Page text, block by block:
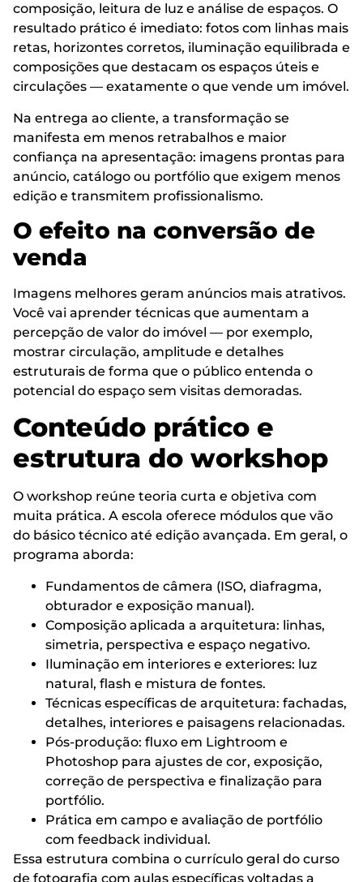
composição, leitura de luz e análise de espaços. O
resultado prático é imediato: fotos com linhas mais
retas, horizontes corretos, iluminação equilibrada e
composições que destacam os espaços úteis e
circulações — exatamente o que vende um imóvel.
Na entrega ao cliente, a transformação se
manifesta em menos retrabalhos e maior
confiança na apresentação: imagens prontas para
anúncio, catálogo ou portfólio que exigem menos
edição e transmitem profissionalismo.
O efeito na conversão de
venda
Imagens melhores geram anúncios mais atrativos.
Você vai aprender técnicas que aumentam a
percepção de valor do imóvel — por exemplo,
mostrar circulação, amplitude e detalhes
estruturais de forma que o público entenda o
potencial do espaço sem visitas demoradas.
Conteúdo prático e
estrutura do workshop
O workshop reúne teoria curta e objetiva com
muita prática. A escola oferece módulos que vão
do básico técnico até edição avançada. Em geral, o
programa aborda:
Fundamentos de câmera (ISO, diafragma,
obturador e exposição manual).
Composição aplicada a arquitetura: linhas,
simetria, perspectiva e espaço negativo.
Iluminação em interiores e exteriores: luz
natural, flash e mistura de fontes.
Técnicas específicas de arquitetura: fachadas,
detalhes, interiores e paisagens relacionadas.
Pós-produção: fluxo em Lightroom e
Photoshop para ajustes de cor, exposição,
correção de perspectiva e finalização para
portfólio.
Prática em campo e avaliação de portfólio
com feedback individual.
Essa estrutura combina o currículo geral do curso
de fotografia com aulas específicas voltadas a